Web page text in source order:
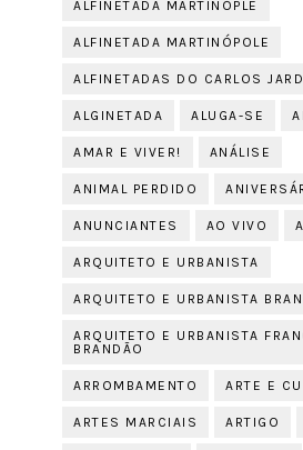
ALFINETADA MARTINÓPLE
ALFINETADA MARTINÓPOLE
ALFINETADAS DO CARLOS
ALGINETADA ALUGA-SE
AMAR E VIVER! ANÁLISE
ANIMAL PERDIDO
ANUNCIANTES AO VIVO
ARQUITETO E URBANISTA
ARQUITETO E URBANISTA
ARQUITETO E URBANISTA
BRANDÃO
ARROMBAMENTO ARTE E
ARTES MARCIAIS ARTIGO